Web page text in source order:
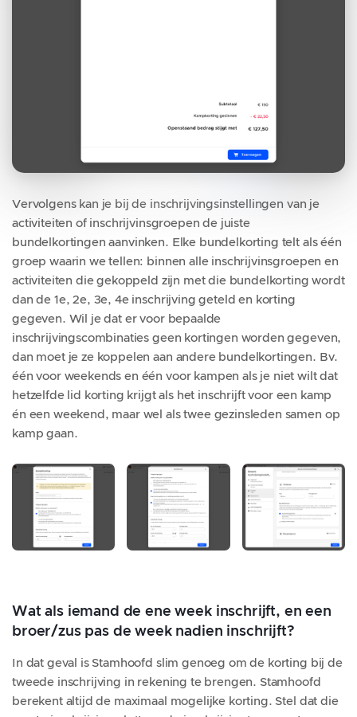
Vervolgens kan je bij de inschrijvingsinstellingen van je
activiteiten of inschrijvinsgroepen de juiste
bundelkortingen aanvinken. Elke bundelkorting telt als één
groep waarin we tellen: binnen alle inschrijvinsgroepen en
activiteiten die gekoppeld zijn met die bundelkorting wordt
dan de 1e, 2e, 3e, 4e inschrijving geteld en korting
gegeven. Wil je dat er voor bepaalde
inschrijvingscombinaties geen kortingen worden gegeven,
dan moet je ze koppelen aan andere bundelkortingen. Bv.
één voor weekends en één voor kampen als je niet wilt dat
hetzelfde lid korting krijgt als het inschrijft voor een kamp
én een weekend, maar wel als twee gezinsleden samen op
kamp gaan.
Wat als iemand de ene week inschrijft, en een
broer/zus pas de week nadien inschrijft?
In dat geval is Stamhoofd slim genoeg om de korting bij de
tweede inschrijving in rekening te brengen. Stamhoofd
berekent altijd de maximaal mogelijke korting. Stel dat die